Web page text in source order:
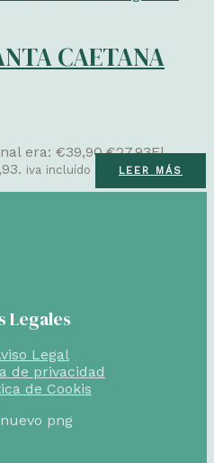
CAETANA
era: €39,90.€27,93El
iva incluído LEER MÁS
Legales
Legal
de privacidad
de Cookis